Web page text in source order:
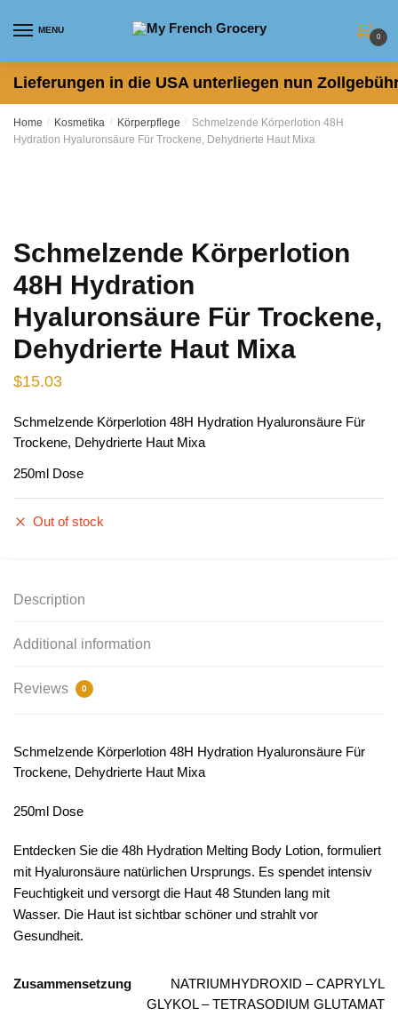
MENU
0
Lieferungen in die USA unterliegen nun
Home / Kosmetika / Körperpflege / Schmelzende Körperlotion 48H
Hydration Hyaluronsäure Für Trockene, Dehydrierte Haut Mixa
Schmelzende Körperlotion
48H Hydration
Hyaluronsäure Für Trockene,
Dehydrierte Haut Mixa
$15.03
Schmelzende Körperlotion 48H Hydration Hyaluronsäure Für
Trockene, Dehydrierte Haut Mixa
250ml Dose
Out of stock
Description
Additional information
Reviews 0
Schmelzende Körperlotion 48H Hydration Hyaluronsäure Für
Trockene, Dehydrierte Haut Mixa
250ml Dose
Entdecken Sie die 48h Hydration Melting Body Lotion, formuliert
mit Hyaluronsäure natürlichen Ursprungs. Es spendet intensiv
Feuchtigkeit und versorgt die Haut 48 Stunden lang mit
Wasser. Die Haut ist sichtbar schöner und strahlt vor
Gesundheit.
Zusammensetzung
NATRIUMHYDROXID – CAPRYLYL
GLYKOL – TETRASODIUM GLUTAMAT